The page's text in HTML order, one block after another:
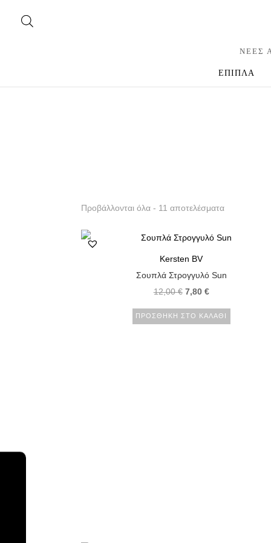
ΝΕΕΣ
ΕΠΙΠΛΑ
Προβάλλονται όλα - 11 αποτελέσματα
Kersten BV
Σουπλά Στρογγυλό Sun
12,00€ 7,80 €
ΠΡΟΣΘΉΚΗ ΣΤΟ ΚΑΛΆΘΙ